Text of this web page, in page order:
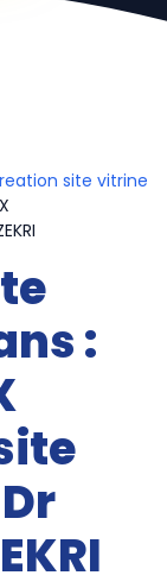
site vitrine
: